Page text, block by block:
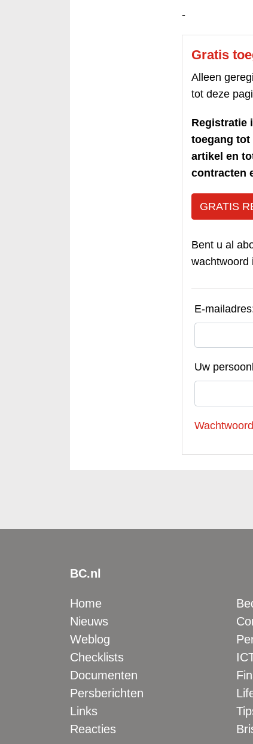
-
Gratis
Alleen
tot deze
Registratie
toegang tot
artikel en
contracten
GRATIS
Bent u al
wachtwoord
E-
Uw
BC.nl
Home
Nieuws
Weblog
Checklists
Documenten
Persberichten
Links
Reacties